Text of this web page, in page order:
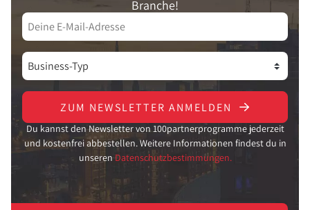
Branche!
ZUM NEWSLETTER ANMELDEN
Du kannst den Newsletter von 100partnerprogramme jederzeit
und kostenfrei abbestellen. Weitere Informationen findest du in
unseren Datenschutzbestimmungen.